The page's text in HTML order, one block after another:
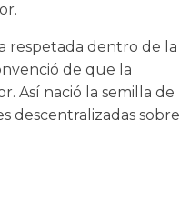
respetada dentro de la
de que la
Así nació la semilla de
descentralizadas sobre